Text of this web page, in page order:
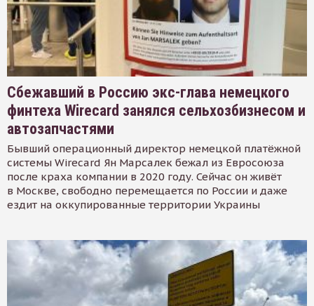
Сбежавший в Россию экс-глава немецкого
финтеха Wirecard занялся сельхозбизнесом и
автозапчастями
Бывший операционный директор немецкой платёжной
системы Wirecard Ян Марсалек бежал из Евросоюза
после краха компании в 2020 году. Сейчас он живёт
в Москве, свободно перемещается по России и даже
ездит на оккупированные территории Украины